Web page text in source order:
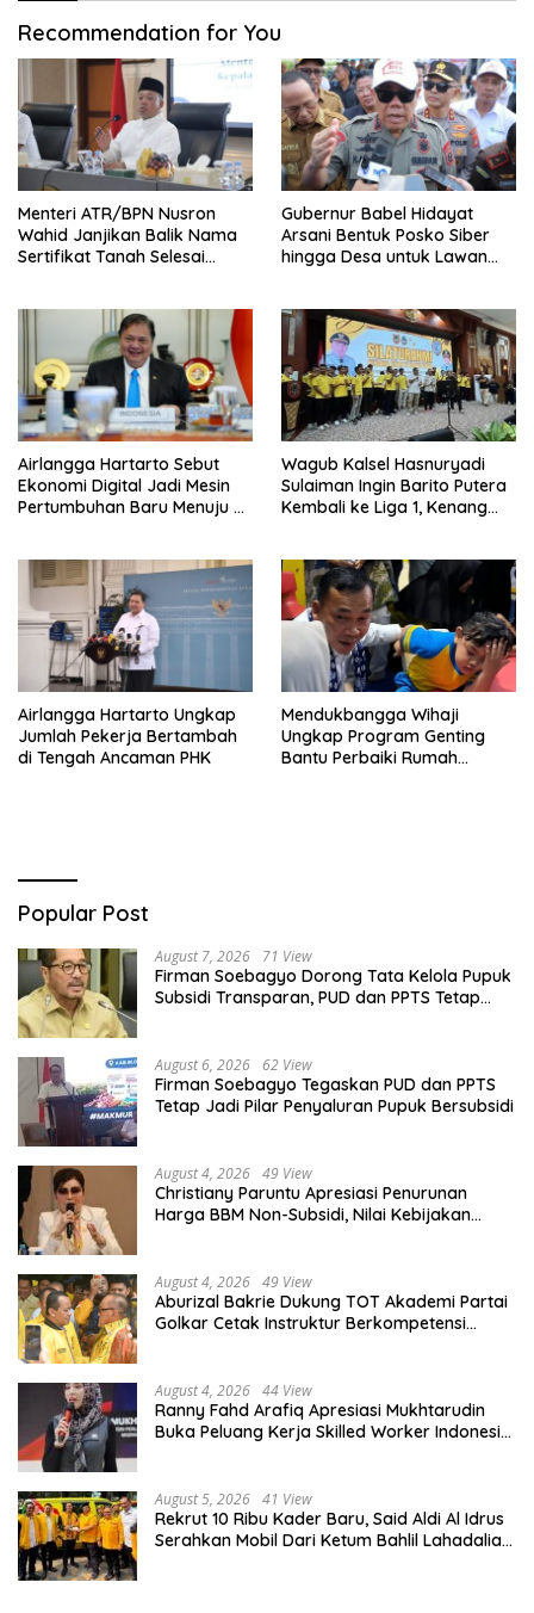
Recommendation for You
Menteri ATR/BPN Nusron
Wahid Janjikan Balik Nama
Sertifikat Tanah Selesai
Gubernur Babel Hidayat
Arsani Bentuk Posko Siber
hingga Desa untuk Lawan
Airlangga Hartarto Sebut
Ekonomi Digital Jadi Mesin
Pertumbuhan Baru Menuju 8
Wagub Kalsel Hasnuryadi
Sulaiman Ingin Barito Putera
Kembali ke Liga 1, Kenang
Airlangga Hartarto Ungkap
Jumlah Pekerja Bertambah
di Tengah Ancaman PHK
Mendukbangga Wihaji
Ungkap Program Genting
Bantu Perbaiki Rumah
Popular Post
August 7, 2026 71 View
Firman Soebagyo Dorong Tata Kelola Pupuk
Subsidi Transparan, PUD dan PPTS Tetap
August 6, 2026 62 View
Firman Soebagyo Tegaskan PUD dan PPTS
Tetap Jadi Pilar Penyaluran Pupuk Bersubsidi
August 4, 2026 49 View
Christiany Paruntu Apresiasi Penurunan
Harga BBM Non-Subsidi, Nilai Kebijakan
August 4, 2026 49 View
Aburizal Bakrie Dukung TOT Akademi Partai
Golkar Cetak Instruktur Berkompetensi
August 4, 2026 44 View
Ranny Fahd Arafiq Apresiasi Mukhtarudin
Buka Peluang Kerja Skilled Worker Indonesia
August 5, 2026 41 View
Rekrut 10 Ribu Kader Baru, Said Aldi Al Idrus
Serahkan Mobil Dari Ketum Bahlil Lahadalia